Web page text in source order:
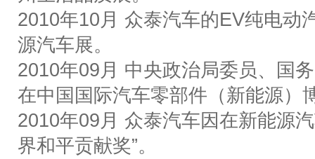
2010年10月 众泰汽车的EV纯电动
源汽车展。
2010年09月 中央政治局委员、国
在中国国际汽车零部件（新能源）
2010年09月 众泰汽车因在新能源
界和平贡献奖”。